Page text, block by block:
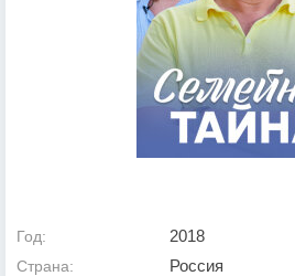
Год: 2018
Страна: Россия